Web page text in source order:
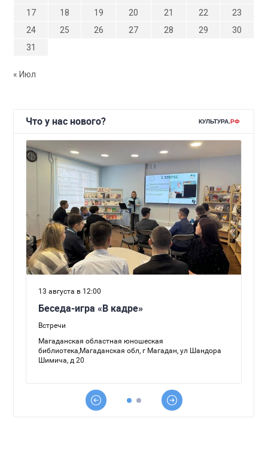
17
18 19 20 21 22
23
24
25 26 27 28 29
30
31
« Июл